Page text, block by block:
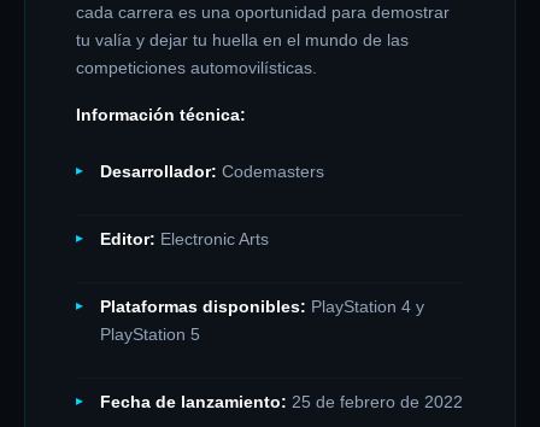
cada carrera es una oportunidad para demostrar
tu valía y dejar tu huella en el mundo de las
competiciones automovilísticas.
Información técnica:
Desarrollador: Codemasters
Editor: Electronic Arts
Plataformas disponibles: PlayStation 4 y
PlayStation 5
Fecha de lanzamiento: 25 de febrero de 2022